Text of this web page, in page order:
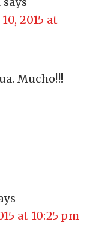
2015 at
Mucho!!!
at 10:25 pm